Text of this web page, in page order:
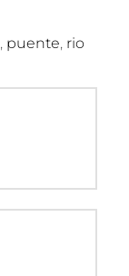
, puente, rio